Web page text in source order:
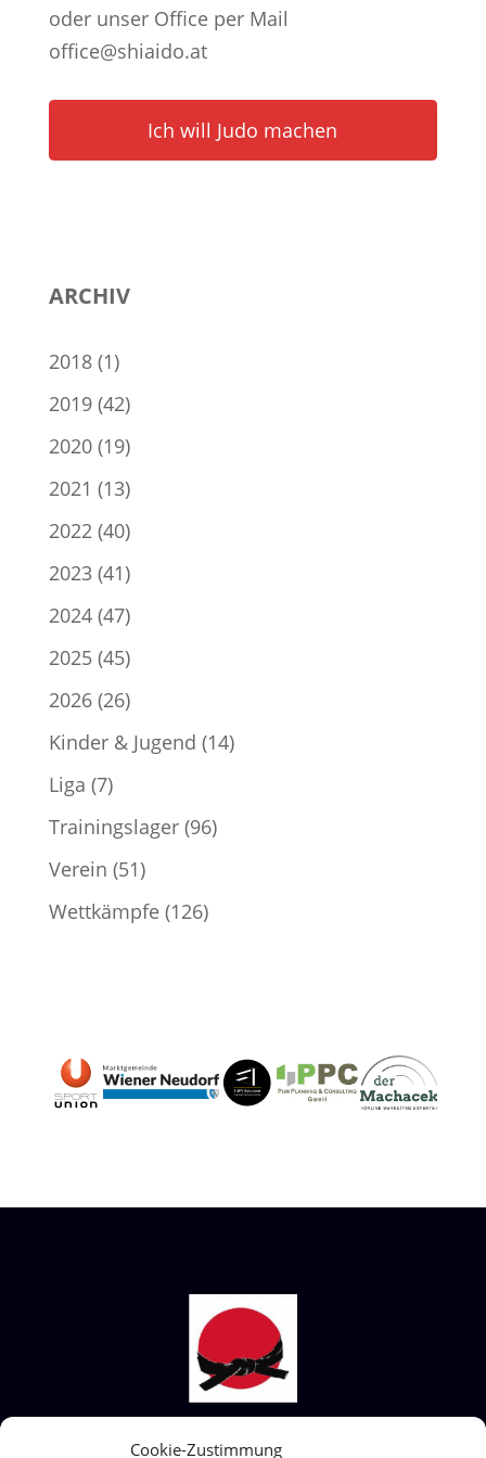
Cookie-Zustimmung
oder unser Office per Mail
office@shiaido.at
Ich will Judo machen
ARCHIV
2018(1)
2019(42)
2020(19)
2021 (13)
2022 (40)
2023(41)
2024(47)
2025(45)
2026(26)
Kinder & Jugend (14)
Liga (7)
Trainingslager(96)
Verein (51)
Wettkämpfe(126)
STECKBRIEF SHIAI-DO